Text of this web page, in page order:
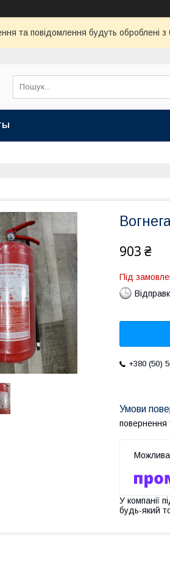
та повідомлення будуть оброблені
903 ₴
Під
+380 (50)
повернення
У компанії
будь-який